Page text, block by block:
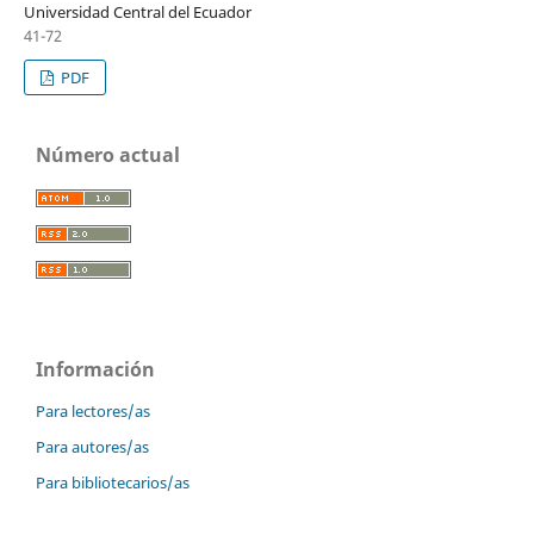
Universidad Central del Ecuador
41-72
PDF
Número actual
Información
Para lectores/as
Para autores/as
Para bibliotecarios/as